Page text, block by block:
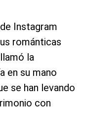
Instagram
románticas
la
en su mano
se han levando
con